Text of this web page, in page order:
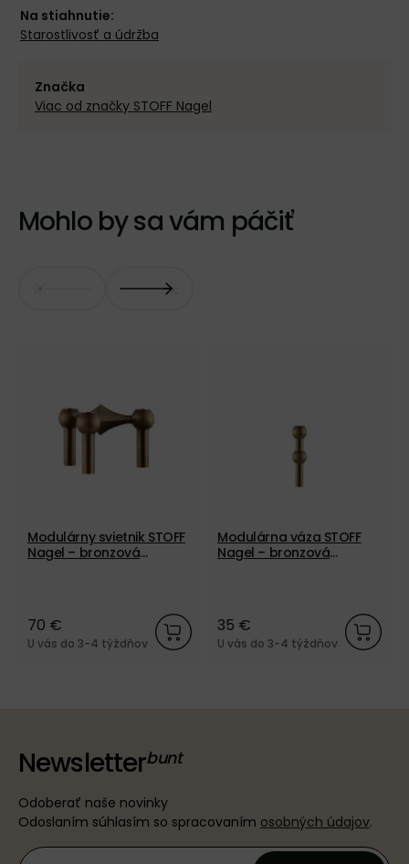
Na stiahnutie:
Starostlivosť a údržba
Značka
Viac od značky STOFF Nagel
Mohlo by sa vám páčiť
Modulárny svietnik STOFF
Nagel – bronzová
70 €
U vás do 3-4 týždňov
Modulárna váza STOFF
Nagel – bronzová
35 €
U vás do 3-4 týždňov
Newsletter
Odoberať naše novinky
Odoslaním súhlasím so spracovaním osobných údajov.